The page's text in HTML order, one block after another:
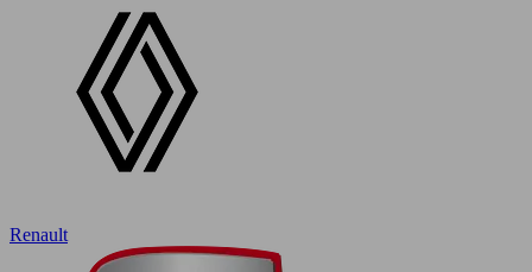
Renault